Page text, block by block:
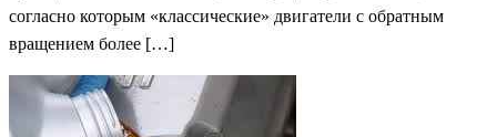
согласно которым «классические» двигатели с обратным
вращением более […]